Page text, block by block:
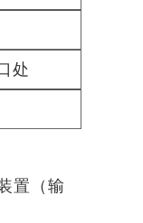
处
置（输